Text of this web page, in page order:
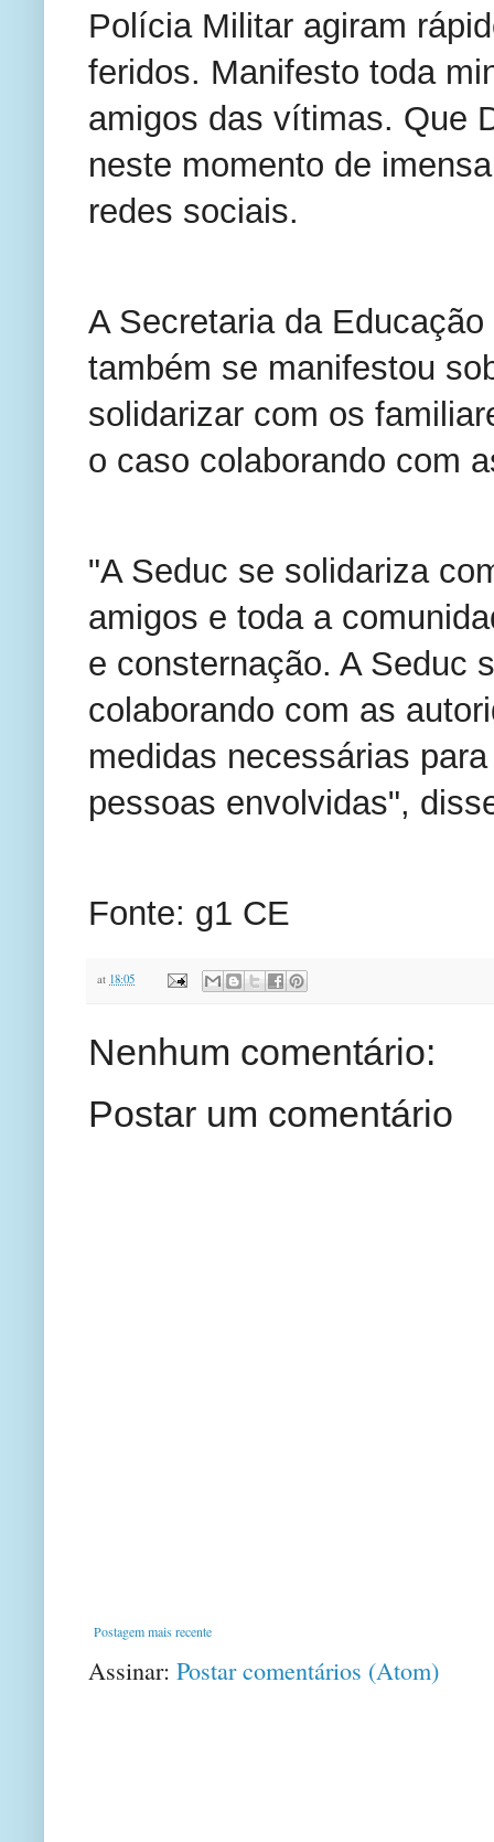
Polícia Militar agiram
feridos. Manifesto toda
amigos das vítimas. Que
neste momento de
redes sociais.
A Secretaria da
também se manifestou
solidarizar com os
o caso colaborando com
"A Seduc se solidariza
amigos e toda a
e consternação. A Seduc
colaborando com as
medidas necessárias
pessoas envolvidas",
Fonte: g1 CE
at 18:05
Nenhum comentário:
Postar um comentário
Postagem mais recente
Assinar: Postar comentários (Atom)